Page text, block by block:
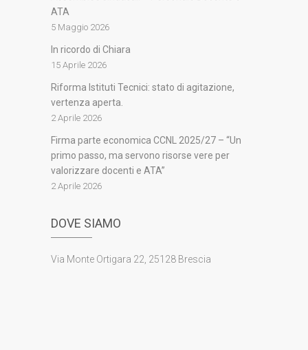
ATA
5 Maggio 2026
In ricordo di Chiara
15 Aprile 2026
Riforma Istituti Tecnici: stato di agitazione,
vertenza aperta.
2 Aprile 2026
Firma parte economica CCNL 2025/27 – “Un
primo passo, ma servono risorse vere per
valorizzare docenti e ATA”
2 Aprile 2026
DOVE SIAMO
Via Monte Ortigara 22, 25128 Brescia